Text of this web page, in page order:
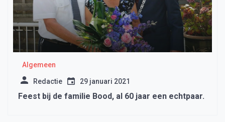
Algemeen
Redactie 29 januari 2021
Feest bij de familie Bood, al 60 jaar een echtpaar.